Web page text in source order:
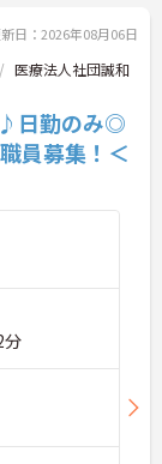
日：2026年08月06日
医療法人社団誠和
♪日勤のみ◎
員募集！＜
分